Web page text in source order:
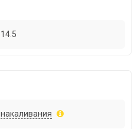
14.5
накаливания